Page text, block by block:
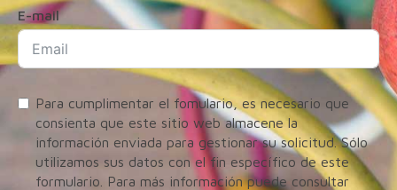
E-mail
Para cumplimentar el fomulario, es necesario que
consienta que este sitio web almacene la
información enviada para gestionar su solicitud. Sólo
utilizamos sus datos con el fin específico de este
formulario. Para más información puede consultar